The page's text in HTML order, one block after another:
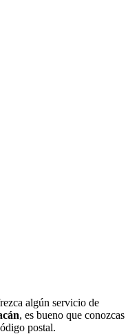
algún servicio de
, es bueno que conozcas
postal.